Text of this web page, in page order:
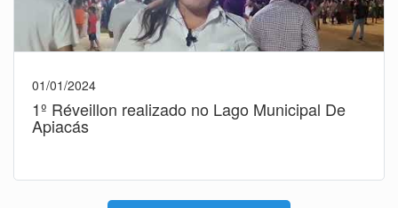
01/01/2024
1º Réveillon realizado no Lago Municipal De
Apiacás